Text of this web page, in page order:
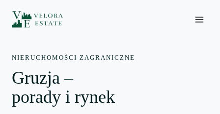
content
NIERUCHOMOŚCI ZAGRANICZNE
Gruzja –
porady i rynek